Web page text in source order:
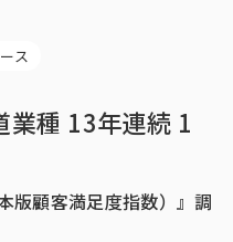
ス
種 13年連続 1
顧客満足度指数）』調